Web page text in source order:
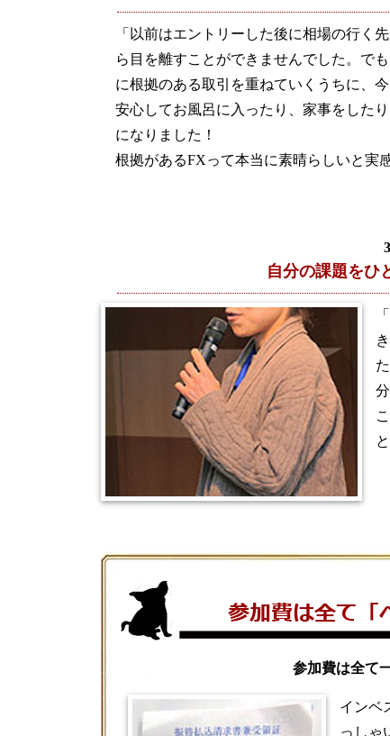
「以前はエントリーした後に相場の行く
ら目を離すことができませんでした。で
に根拠のある取引を重ねていくうちに、
安心してお風呂に入ったり、家事をした
になりました！
根拠があるFXって本当に素晴らしいと実
自分の課題をひ
参加費は全て
インベ
っしゃ